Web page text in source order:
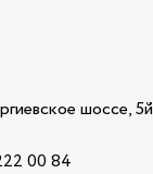
шоссе,
00 84